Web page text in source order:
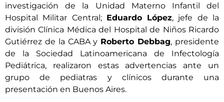
investigación de la Unidad Materno Infantil del
Hospital Militar Central; Eduardo López, jefe de la
división Clínica Médica del Hospital de Niños Ricardo
Gutiérrez de la CABA y Roberto Debbag, presidente
de la Sociedad Latinoamericana de Infectología
Pediátrica, realizaron estas advertencias ante un
grupo de pediatras y clínicos durante una
presentación en Buenos Aires.